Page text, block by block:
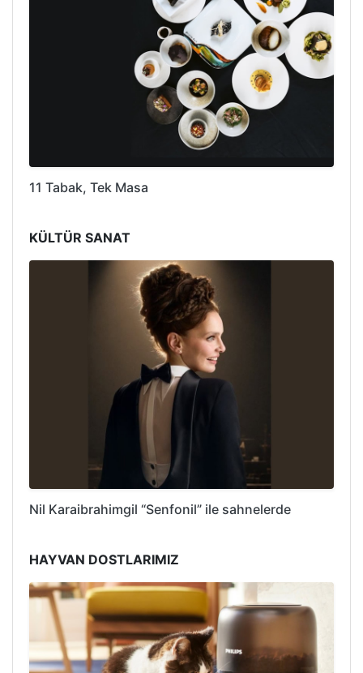
11 Tabak, Tek Masa
KÜLTÜR SANAT
Nil Karaibrahimgil “Senfonil” ile sahnelerde
HAYVAN DOSTLARIMIZ